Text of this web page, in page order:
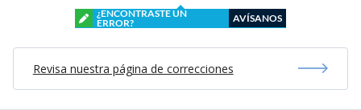
¿ENCONTRASTE UN
ERROR?
AVÍSANOS
Revisa nuestra página de correcciones